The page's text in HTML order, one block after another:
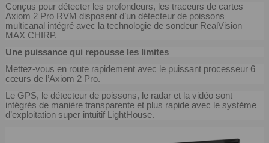
Conçus pour détecter les profondeurs, les traceurs de cartes
Axiom 2 Pro RVM disposent d’un détecteur de poissons
multicanal intégré avec la technologie de sondeur RealVision
MAX CHIRP.
Une puissance qui repousse les limites
Mettez-vous en route rapidement avec le puissant processeur 6
cœurs de l’Axiom 2 Pro.
Le GPS, le détecteur de poissons, le radar et la vidéo sont
intégrés de manière transparente et plus rapide avec le système
d’exploitation super intuitif LightHouse.